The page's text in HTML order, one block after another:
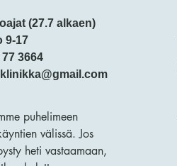
(27.7 alkaen)
9-17
3664
puhelimeen
välissä. Jos
heti vastaamaan,